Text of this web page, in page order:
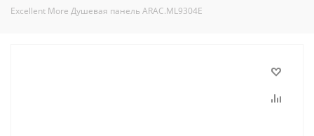
Excellent More Душевая панель ARAC.ML9304E